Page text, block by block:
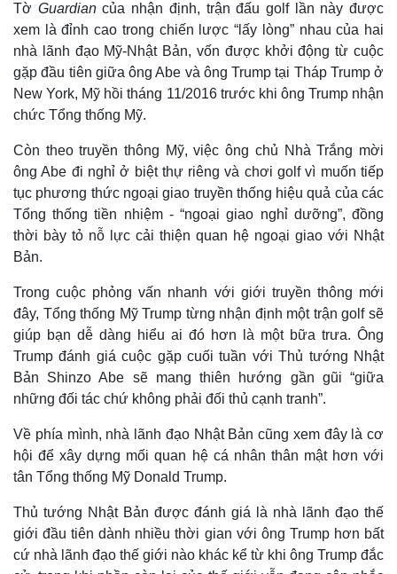
Quan sát
Cuộc sống đó đây
Hồ sơ
Video
Ảnh
E-Magazine
Infographic
Tờ Guardiancủa nhận định, trận đấu golf lần này được
xem là đỉnh cao trong chiến lược “lấy lòng” nhau của hai
nhà lãnh đạo Mỹ-Nhật Bản, vốn được khởi động từ cuộc
gặp đầu tiên giữa ông Abe và ông Trump tại Tháp Trump ở
New York, Mỹ hồi tháng 11/2016 trước khi ông Trump nhận
chức Tổng thống Mỹ.
Còn theo truyền thông Mỹ, việc ông chủ Nhà Trắng mời
ông Abe đi nghỉ ở biệt thự riêng và chơi golf vì muốn tiếp
tục phương thức ngoại giao truyền thống hiệu quả của các
Tổng thống tiền nhiệm - “ngoại giao nghỉ dưỡng”, đồng
thời bày tỏ nỗ lực cải thiện quan hệ ngoại giao với Nhật
Bản.
Trong cuộc phỏng vấn nhanh với giới truyền thông mới
đây, Tổng thống Mỹ Trump từng nhận định một trận golf sẽ
giúp bạn dễ dàng hiểu ai đó hơn là một bữa trưa. Ông
Trump đánh giá cuộc gặp cuối tuần với Thủ tướng Nhật
Bản Shinzo Abe sẽ mang thiên hướng gần gũi “giữa
những đối tác chứ không phải đối thủ cạnh tranh”.
Về phía mình, nhà lãnh đạo Nhật Bản cũng xem đây là cơ
hội để xây dựng mối quan hệ cá nhân thân mật hơn với
tân Tổng thống Mỹ Donald Trump.
Thủ tướng Nhật Bản được đánh giá là nhà lãnh đạo thế
giới đầu tiên dành nhiều thời gian với ông Trump hơn bất
cứ nhà lãnh đạo thế giới nào khác kể từ khi ông Trump đắc